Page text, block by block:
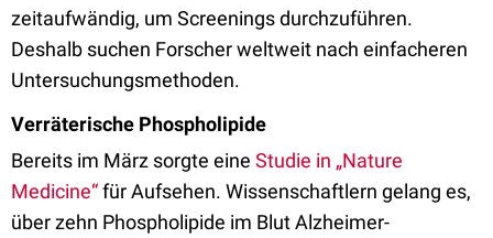
zeitaufwändig, um Screenings durchzuführen.
Deshalb suchen Forscher weltweit nach einfacheren
Untersuchungsmethoden.
Verräterische Phospholipide
Bereits im März sorgte eine Studie in „Nature
Medicine“für Aufsehen. Wissenschaftlern gelang es,
über zehn Phospholipide im Blut Alzheimer-